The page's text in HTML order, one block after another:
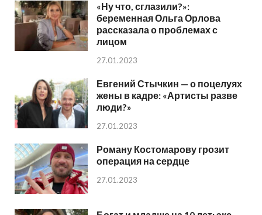
«Ну что, сглазили?»:
беременная Ольга Орлова
рассказала о проблемах с
лицом
27.01.2023
Евгений Стычкин — о поцелуях
жены в кадре: «Артисты разве
люди?»
27.01.2023
Роману Костомарову грозит
операция на сердце
27.01.2023